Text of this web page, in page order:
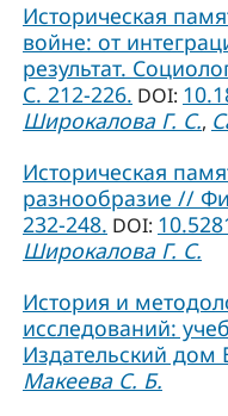
Историческая
войне: от
результат.
С. 212-226. DOI:
Широкалова Г. С.,
Историческая
разнообразие //
232-248. DOI:
Широкалова Г. С.
История и
исследований:
Издательский дом
Макеева С. Б.